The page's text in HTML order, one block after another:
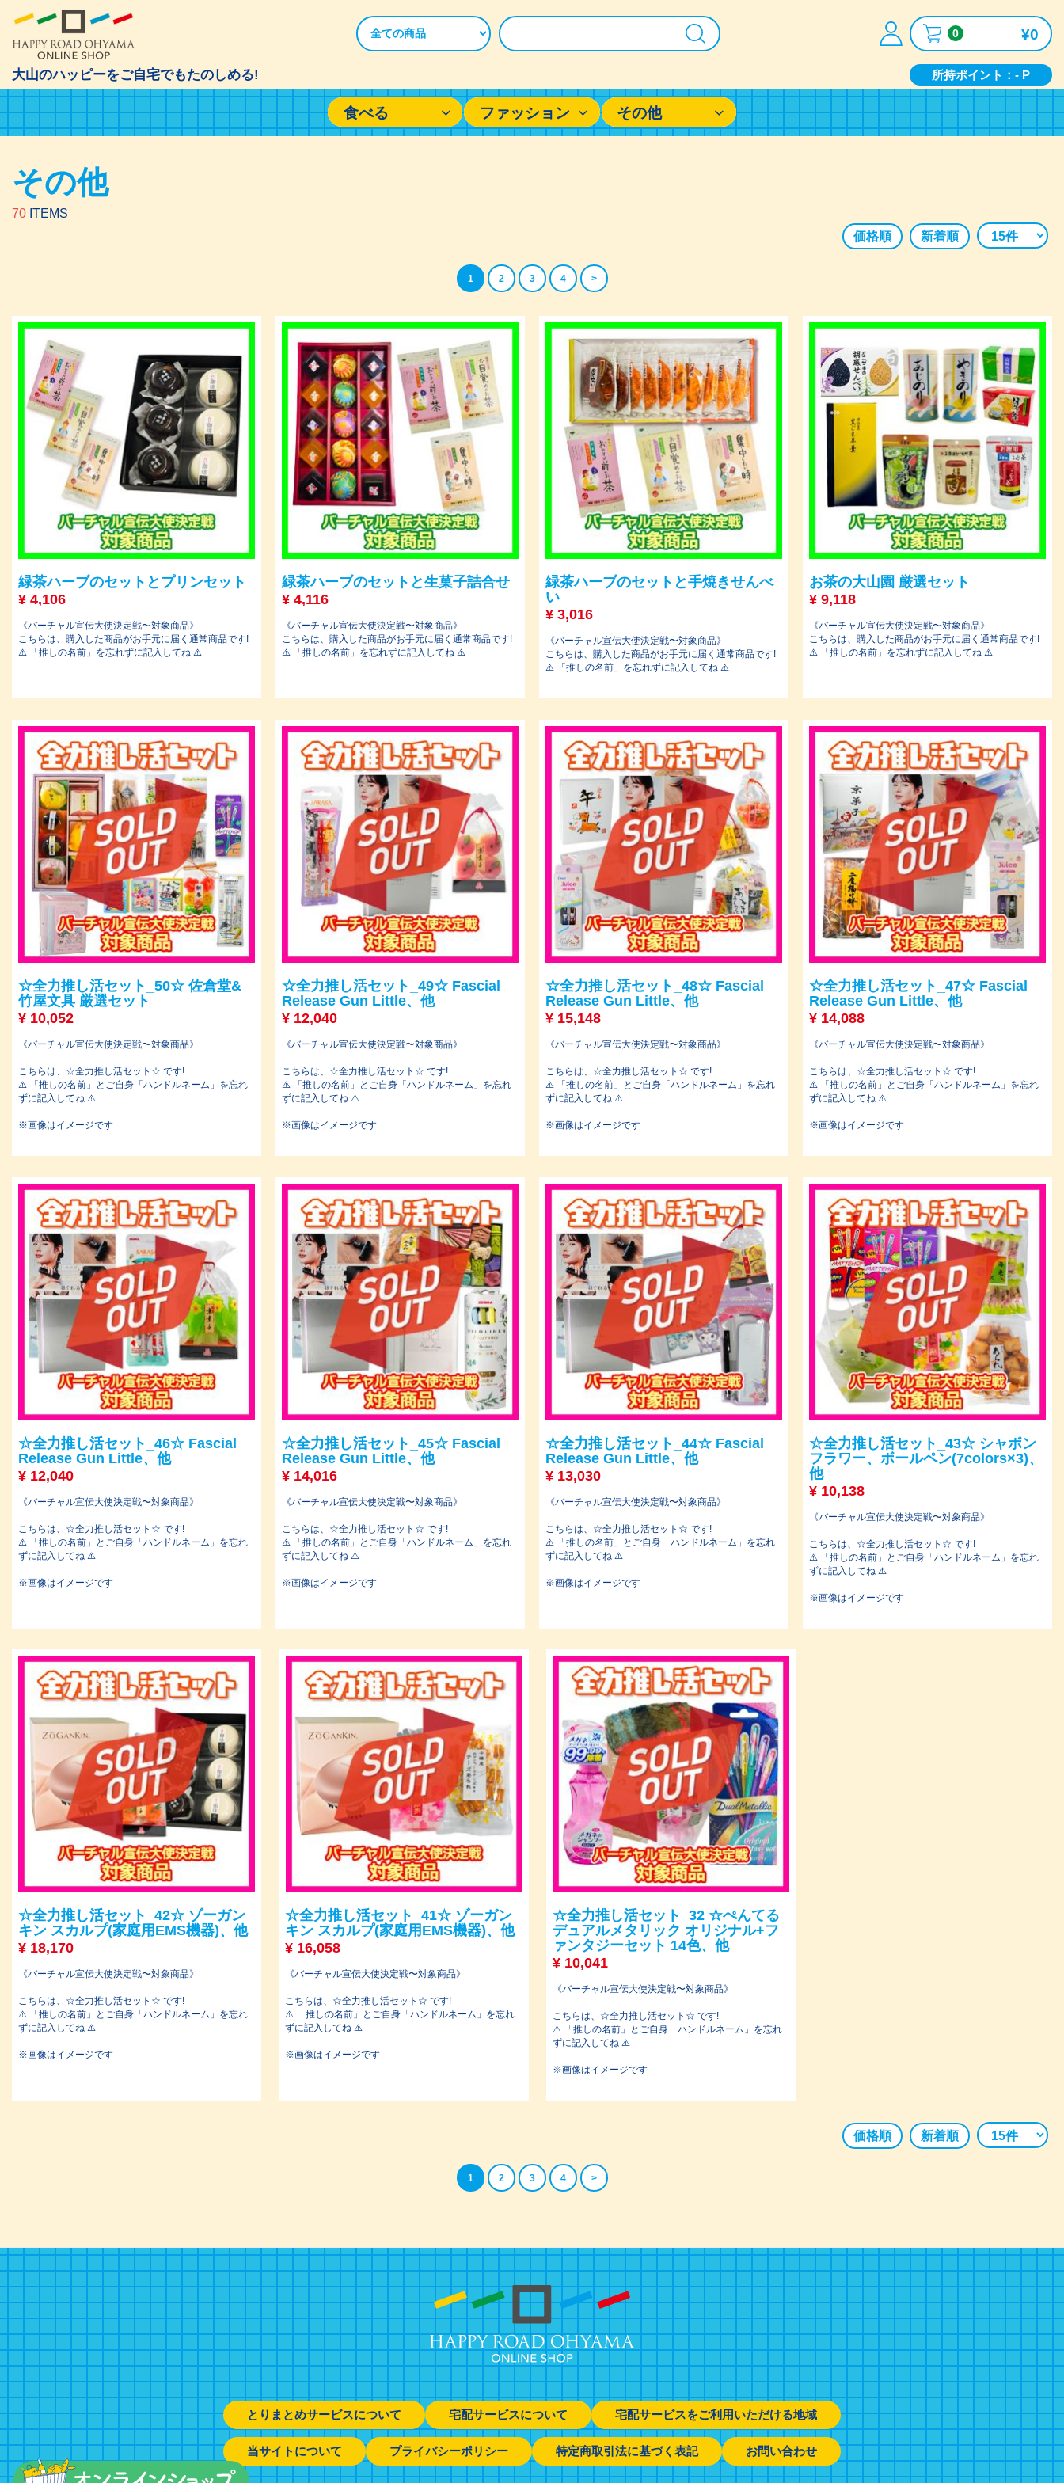
0 ¥0
大山のハッピーをご自宅でもたのしめる! 所持ポイント：- P
食べる ファッション その他
その他
70 ITEMS
価格順
新着順
1 2 3 4 >
緑茶ハーブのセットとプリンセット
¥ 4,106
《バーチャル宣伝大使決定戦〜対象商品》
こちらは、購入した商品がお手元に届く通常商品です!
⚠️ 「推しの名前」を忘れずに記入してね ⚠️
緑茶ハーブのセットと生菓子詰合せ
¥ 4,116
《バーチャル宣伝大使決定戦〜対象商品》
こちらは、購入した商品がお手元に届く通常商品です!
⚠️ 「推しの名前」を忘れずに記入してね ⚠️
緑茶ハーブのセットと手焼きせんべ
い
¥ 3,016
《バーチャル宣伝大使決定戦〜対象商品》
こちらは、購入した商品がお手元に届く通常商品です!
⚠️ 「推しの名前」を忘れずに記入してね ⚠️
お茶の大山園 厳選セット
¥ 9,118
《バーチャル宣伝大使決定戦〜対象商品》
こちらは、購入した商品がお手元に届く通常商品です!
⚠️ 「推しの名前」を忘れずに記入してね ⚠️
☆全力推し活セット_50☆ 佐倉堂&
竹屋文具 厳選セット
¥ 10,052
《バーチャル宣伝大使決定戦〜対象商品》
こちらは、☆全力推し活セット☆ です!
⚠️ 「推しの名前」とご自身「ハンドルネーム」を忘れ
ずに記入してね ⚠️
※画像はイメージです
☆全力推し活セット_49☆ Fascial
Release Gun Little、他
¥ 12,040
《バーチャル宣伝大使決定戦〜対象商品》
こちらは、☆全力推し活セット☆ です!
⚠️ 「推しの名前」とご自身「ハンドルネーム」を忘れ
ずに記入してね ⚠️
※画像はイメージです
☆全力推し活セット_48☆ Fascial
Release Gun Little、他
¥ 15,148
《バーチャル宣伝大使決定戦〜対象商品》
こちらは、☆全力推し活セット☆ です!
⚠️ 「推しの名前」とご自身「ハンドルネーム」を忘れ
ずに記入してね ⚠️
※画像はイメージです
☆全力推し活セット_47☆ Fascial
Release Gun Little、他
¥ 14,088
《バーチャル宣伝大使決定戦〜対象商品》
こちらは、☆全力推し活セット☆ です!
⚠️ 「推しの名前」とご自身「ハンドルネーム」を忘れ
ずに記入してね ⚠️
※画像はイメージです
☆全力推し活セット_46☆ Fascial
Release Gun Little、他
¥ 12,040
《バーチャル宣伝大使決定戦〜対象商品》
こちらは、☆全力推し活セット☆ です!
⚠️ 「推しの名前」とご自身「ハンドルネーム」を忘れ
ずに記入してね ⚠️
※画像はイメージです
☆全力推し活セット_45☆ Fascial
Release Gun Little、他
¥ 14,016
《バーチャル宣伝大使決定戦〜対象商品》
こちらは、☆全力推し活セット☆ です!
⚠️ 「推しの名前」とご自身「ハンドルネーム」を忘れ
ずに記入してね ⚠️
※画像はイメージです
☆全力推し活セット_44☆ Fascial
Release Gun Little、他
¥ 13,030
《バーチャル宣伝大使決定戦〜対象商品》
こちらは、☆全力推し活セット☆ です!
⚠️ 「推しの名前」とご自身「ハンドルネーム」を忘れ
ずに記入してね ⚠️
※画像はイメージです
☆全力推し活セット_43☆ シャボン
フラワー、ボールペン(7colors×3)、
他
¥ 10,138
《バーチャル宣伝大使決定戦〜対象商品》
こちらは、☆全力推し活セット☆ です!
⚠️ 「推しの名前」とご自身「ハンドルネーム」を忘れ
ずに記入してね ⚠️
※画像はイメージです
☆全力推し活セット_42☆ ゾーガン
キン スカルプ(家庭用EMS機器)、他
¥ 18,170
《バーチャル宣伝大使決定戦〜対象商品》
こちらは、☆全力推し活セット☆ です!
⚠️ 「推しの名前」とご自身「ハンドルネーム」を忘れ
ずに記入してね ⚠️
※画像はイメージです
☆全力推し活セット_41☆ ゾーガン
キン スカルプ(家庭⽤EMS機器)、他
¥ 16,058
《バーチャル宣伝大使決定戦〜対象商品》
こちらは、☆全力推し活セット☆ です!
⚠️ 「推しの名前」とご自身「ハンドルネーム」を忘れ
ずに記入してね ⚠️
※画像はイメージです
☆全力推し活セット_32 ☆ぺんてる
デュアルメタリック オリジナル+フ
ァンタジーセット 14色、他
¥ 10,041
《バーチャル宣伝大使決定戦〜対象商品》
こちらは、☆全力推し活セット☆ です!
⚠️ 「推しの名前」とご自身「ハンドルネーム」を忘れ
ずに記入してね ⚠️
※画像はイメージです
価格順 新着順
1 2 3 4 >
とりまとめサービスについて 宅配サービスについて 宅配サービスをご利用いただける地域
当サイトについて プライバシーポリシー 特定商取引法に基づく表記 お問い合わせ